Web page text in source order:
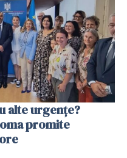
alte urgențe?
promite